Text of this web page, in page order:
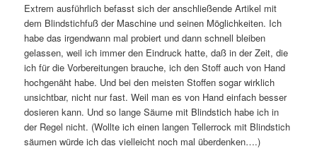
Extrem ausführlich befasst sich der anschließende Artikel mit
dem Blindstichfuß der Maschine und seinen Möglichkeiten. Ich
habe das irgendwann mal probiert und dann schnell bleiben
gelassen, weil ich immer den Eindruck hatte, daß in der Zeit, die
ich für die Vorbereitungen brauche, ich den Stoff auch von Hand
hochgenäht habe. Und bei den meisten Stoffen sogar wirklich
unsichtbar, nicht nur fast. Weil man es von Hand einfach besser
dosieren kann. Und so lange Säume mit Blindstich habe ich in
der Regel nicht. (Wollte ich einen langen Tellerrock mit Blindstich
säumen würde ich das vielleicht noch mal überdenken….)